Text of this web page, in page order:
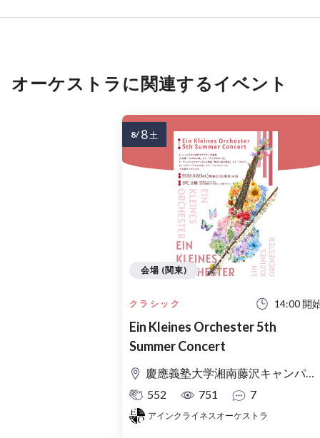
オーケストラに関連するイベント
クラシック 14:00 開
Ein Kleines Orchester 5th
Summer Concert
慶應義塾大学湘南藤沢キャンパス Θ館
552
751 7
アインクライネスオーケストラ
会場 (関東)
8/ 8土